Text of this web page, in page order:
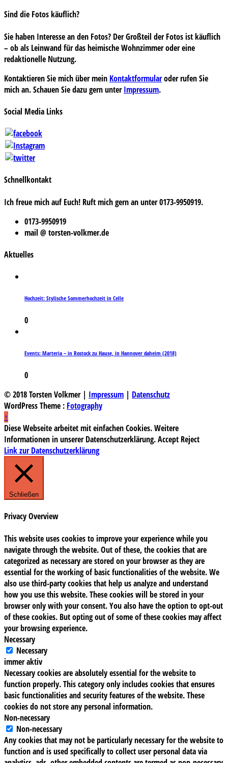
Sind die Fotos käuflich?
Sie haben Interesse an den Fotos? Der Großteil der Fotos ist käuflich
– ob als Leinwand für das heimische Wohnzimmer oder eine
redaktionelle Nutzung.
Kontaktieren Sie mich über mein Kontaktformularoder rufen Sie
mich an. Schauen Sie dazu gern unterImpressum.
Social Media Links
Schnellkontakt
Ich freue mich auf Euch! Ruft mich gern an unter 0173-9950919.
0173-9950919
mail @ torsten-volkmer.de
Aktuelles
Hochzeit: Stylische Sommerhochzeit in Celle
0
Events: Marteria – in Rostock zu Hause, in Hannover daheim (2018)
0
© 2018 Torsten Volkmer | Impressum | Datenschutz
WordPress Theme : Fotography
↑
Diese Webseite arbeitet mit einfachen Cookies. Weitere
Informationen in unserer Datenschutzerklärung.Accept Reject
Link zur Datenschutzerklärung
Schließen
Privacy Overview
This website uses cookies to improve your experience while you
navigate through the website. Out of these, the cookies that are
categorized as necessary are stored on your browser as they are
essential for the working of basic functionalities of the website. We
also use third-party cookies that help us analyze and understand
how you use this website. These cookies will be stored in your
browser only with your consent. You also have the option to opt-out
of these cookies. But opting out of some of these cookies may affect
your browsing experience.
Necessary
Necessary
immer aktiv
Necessary cookies are absolutely essential for the website to
function properly. This category only includes cookies that ensures
basic functionalities and security features of the website. These
cookies do not store any personal information.
Non-necessary
Non-necessary
Any cookies that may not be particularly necessary for the website to
function and is used specifically to collect user personal data via